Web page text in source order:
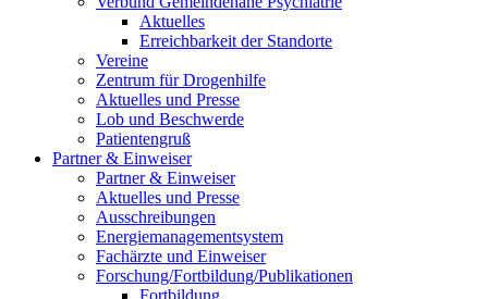
Aktuelles
Erreichbarkeit der Standorte
Vereine
Zentrum für Drogenhilfe
Aktuelles und Presse
Lob und Beschwerde
Patientengruß
Partner & Einweiser
Partner & Einweiser
Aktuelles und Presse
Ausschreibungen
Energiemanagementsystem
Fachärzte und Einweiser
Forschung/Fortbildung/Publikationen
Fortbildung